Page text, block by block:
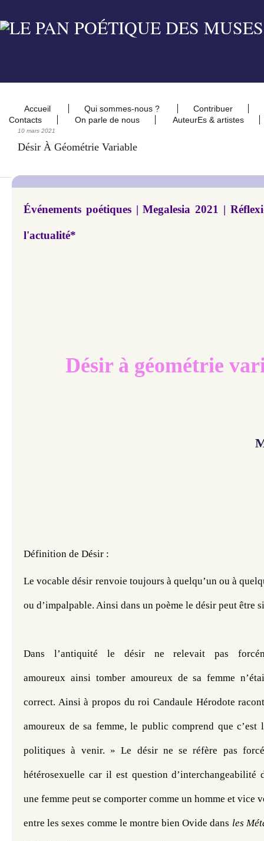
Accueil Qui sommes-nous ?
Contribuer
Contacts
On parle de nous AuteurEs & artistes
10 mars 2021
Désir À Géométrie Variable
Événements poétiques | Megalesia 2021 |
l'actualité*
Désir à géométrie
Définition de Désir :
Le vocable désir renvoie toujours à quelqu’un ou à
ou d’impalpable. Ainsi dans un poème le désir peut être
Dans l’antiquité le désir ne relevait pas
amoureux ainsi tomber amoureux de sa femme
correct. Ainsi à propos du roi Candaule Hérodote
amoureux de sa femme, le public comprend que c’est
politiques à venir. » Le désir ne se réfère pas
hétérosexuelle car il est question d’interchangeabilité
une femme peut se comporter comme un homme et vice
entre les sexes comme le montre bien Ovide dans les